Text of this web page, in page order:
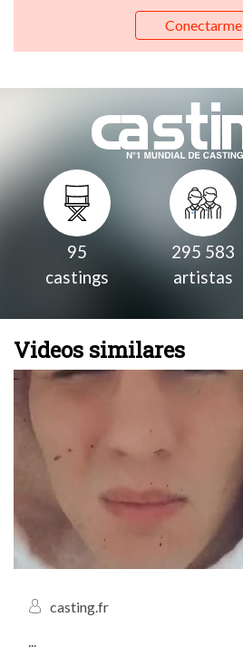
Conectarme
95
castings
295 583
artistas
Videos similares
casting.fr
...